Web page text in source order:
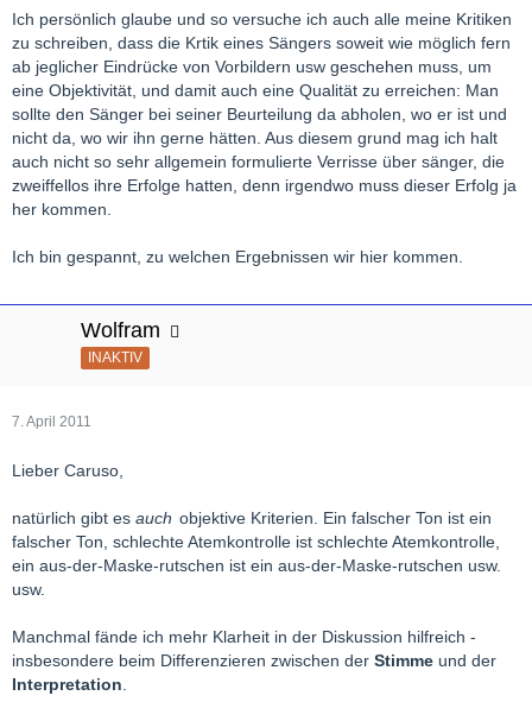
Ich persönlich glaube und so versuche ich auch alle meine Kritiken
zu schreiben, dass die Krtik eines Sängers soweit wie möglich fern
ab jeglicher Eindrücke von Vorbildern usw geschehen muss, um
eine Objektivität, und damit auch eine Qualität zu erreichen: Man
sollte den Sänger bei seiner Beurteilung da abholen, wo er ist und
nicht da, wo wir ihn gerne hätten. Aus diesem grund mag ich halt
auch nicht so sehr allgemein formulierte Verrisse über sänger, die
zweiffellos ihre Erfolge hatten, denn irgendwo muss dieser Erfolg ja
her kommen.
Ich bin gespannt, zu welchen Ergebnissen wir hier kommen.
Wolfram
INAKTIV
7. April 2011
Lieber Caruso,
natürlich gibt es auch objektive Kriterien. Ein falscher Ton ist ein
falscher Ton, schlechte Atemkontrolle ist schlechte Atemkontrolle,
ein aus-der-Maske-rutschen ist ein aus-der-Maske-rutschen usw.
usw.
Manchmal fände ich mehr Klarheit in der Diskussion hilfreich -
insbesondere beim Differenzieren zwischen der Stimme und der
Interpretation.